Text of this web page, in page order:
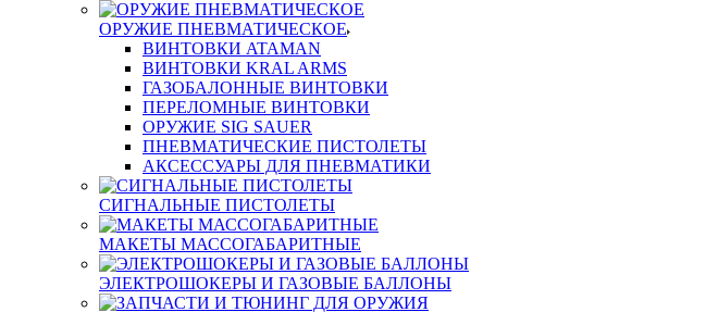
ОРУЖИЕ ПНЕВМАТИЧЕСКОЕ
ВИНТОВКИ ATAMAN
ВИНТОВКИ KRAL ARMS
ГАЗОБАЛОННЫЕ ВИНТОВКИ
ПЕРЕЛОМНЫЕ ВИНТОВКИ
ОРУЖИЕ SIG SAUER
ПНЕВМАТИЧЕСКИЕ ПИСТОЛЕТЫ
АКСЕССУАРЫ ДЛЯ ПНЕВМАТИКИ
СИГНАЛЬНЫЕ ПИСТОЛЕТЫ
МАКЕТЫ МАССОГАБАРИТНЫЕ
ЭЛЕКТРОШОКЕРЫ И ГАЗОВЫЕ БАЛЛОНЫ